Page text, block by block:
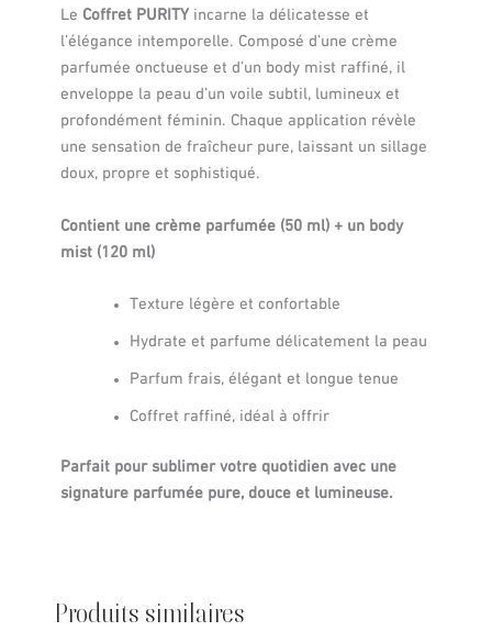
Le Coffret PURITYincarne la délicatesse et
l’élégance intemporelle. Composé d’une crème
parfumée onctueuse et d’un body mist raffiné, il
enveloppe la peau d’un voile subtil, lumineux et
profondément féminin. Chaque application révèle
une sensation de fraîcheur pure, laissant un sillage
doux, propre et sophistiqué.
Contient une crème parfumée (50 ml) + un body
mist (120 ml)
Texture légère et confortable
Hydrate et parfume délicatement la peau
Parfum frais, élégant et longue tenue
Coffret raffiné, idéal à offrir
Parfait pour sublimer votre quotidien avec une
signature parfumée pure, douce et lumineuse.
Produits similaires